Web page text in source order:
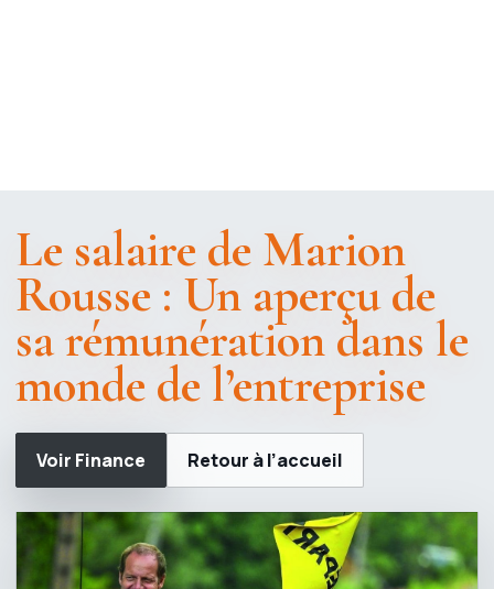
Le salaire de Marion
Rousse : Un aperçu de
sa rémunération dans le
monde de l’entreprise
Voir Finance Retour à l’accueil